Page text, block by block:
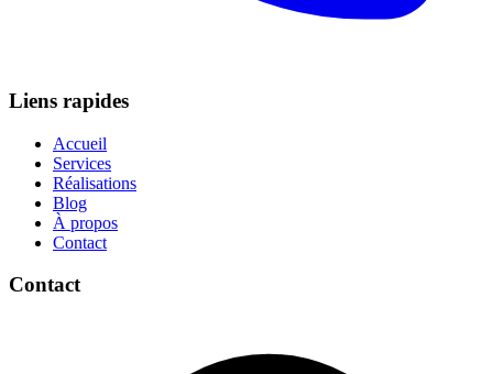
Liens rapides
Accueil
Services
Réalisations
Blog
À propos
Contact
Contact